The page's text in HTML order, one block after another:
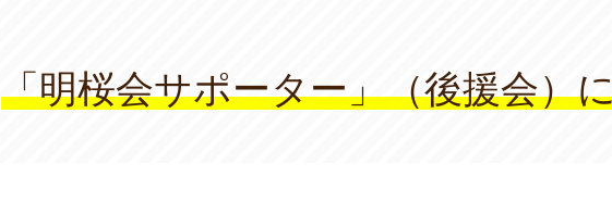
「明桜会サポーター」（後援会）